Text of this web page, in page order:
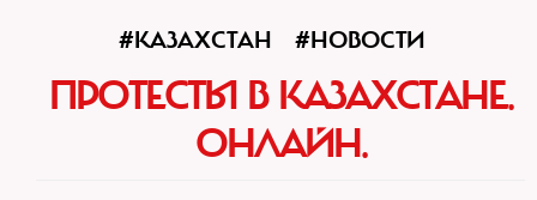
#КАЗАХСТАН #НОВОСТИ
ПРОТЕСТЫ В КАЗАХСТАНЕ.
ОНЛАЙН.